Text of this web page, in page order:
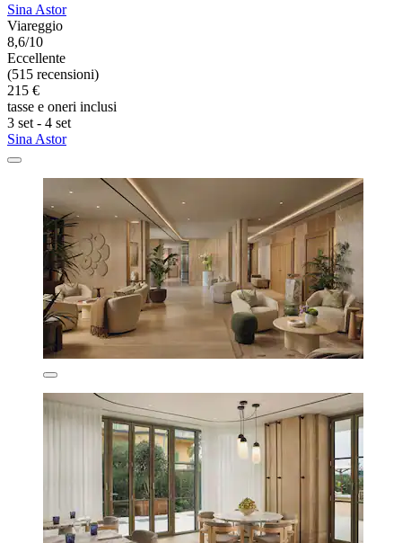
Sina Astor
Viareggio
8,6/10
Eccellente
(515 recensioni)
215 €
tasse e oneri inclusi
3 set - 4 set
Sina Astor